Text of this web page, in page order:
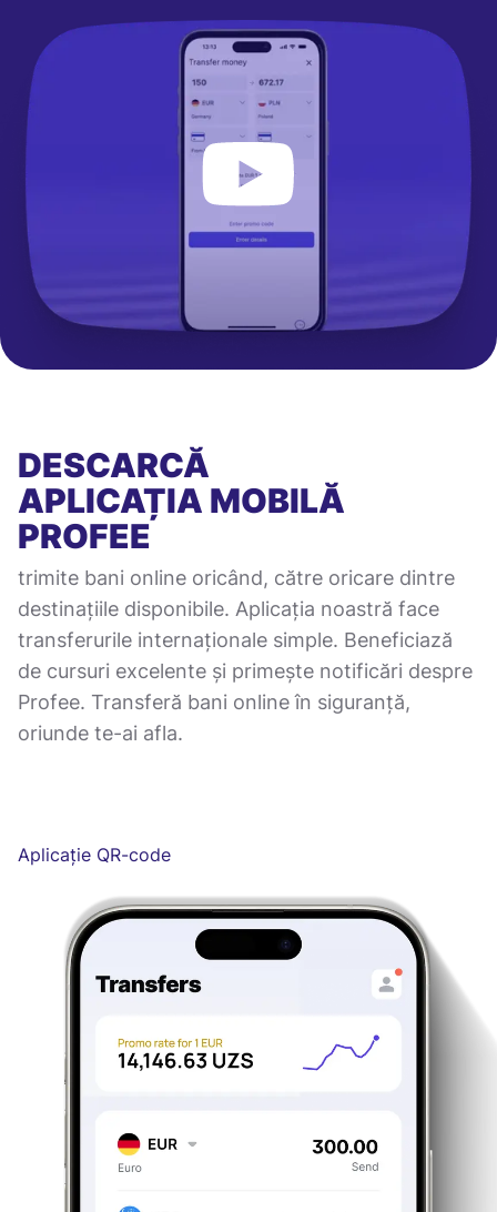
DESCARCĂ
APLICAȚIA MOBILĂ
PROFEE
trimite bani online oricând, către oricare dintre
destinațiile disponibile. Aplicația noastră face
transferurile internaționale simple. Beneficiază
de cursuri excelente și primește notificări despre
Profee. Transferă bani online în siguranță,
oriunde te-ai afla.
Aplicație QR-code